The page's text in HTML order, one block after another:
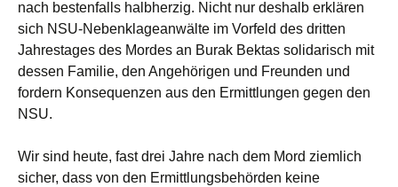
nach bestenfalls halbherzig. Nicht nur deshalb erklären
sich NSU-Nebenklageanwälte im Vorfeld des dritten
Jahrestages des Mordes an Burak Bektas solidarisch mit
dessen Familie, den Angehörigen und Freunden und
fordern Konsequenzen aus den Ermittlungen gegen den
NSU.
Wir sind heute, fast drei Jahre nach dem Mord ziemlich
sicher, dass von den Ermittlungsbehörden keine